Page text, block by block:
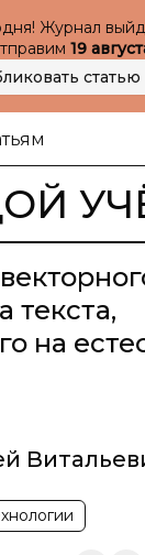
Журнал
19
статью
текста,
на